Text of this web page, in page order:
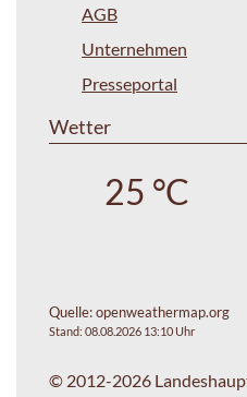
AGB
Unternehmen
Presseportal
Wetter
25 °C
Quelle:openweathermap.org
Stand: 08.08.2026 13:10 Uhr
© 2012-2026